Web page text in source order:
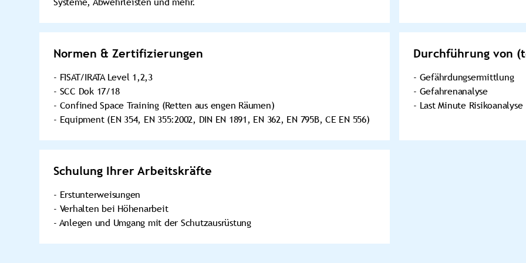
Normen & Zertifizierungen
- FISAT/IRATA Level 1,2,3
- SCC Dok 17/18
- Confined Space Training (Retten aus engen Räumen)
- Equipment (EN 354, EN 355:2002, DIN EN 1891, EN 362, EN 795B, CE EN 556)
Durchführung von
- Gefährdungsermittlung
- Gefahrenanalyse
- Last Minute Risikoanalyse
Schulung Ihrer Arbeitskräfte
- Erstunterweisungen
- Verhalten bei Höhenarbeit
- Anlegen und Umgang mit der Schutzausrüstung